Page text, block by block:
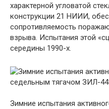
характерной угловатой
конструкции 21 НИИИ,
сопротивляемость
взрыва. Испытания этой
середины 1990-х.
Зимние испытания